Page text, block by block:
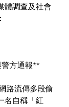
體調查及社會
方通報**
名自稱「紅